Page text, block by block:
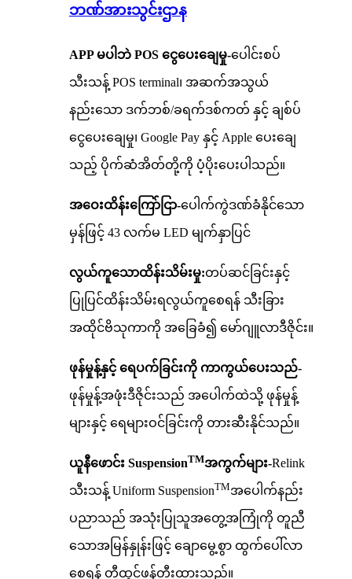
ဘဏ်အားသွင်းဌာန
APP မပါဘဲ POS ငွေပေးချေမှု-ပေါင်းစပ်
သီးသန့် POS terminal၊ အဆက်အသွယ်
နည်းသော ဒက်ဘစ်/ခရက်ဒစ်ကတ် နှင့် ချစ်ပ်
ငွေပေးချေမှု၊ Google Pay နှင့် Apple ပေးချေ
သည့် ပိုက်ဆံအိတ်တို့ကို ပံ့ပိုးပေးပါသည်။
အဝေးထိန်းကြော်ငြာ-ပေါက်ကွဲဒဏ်ခံနိုင်သော
မှန်ဖြင့် 43 လက်မ LED မျက်နှာပြင်
လွယ်ကူသောထိန်းသိမ်းမှု:တပ်ဆင်ခြင်းနှင့်
ပြုပြင်ထိန်းသိမ်းရလွယ်ကူစေရန် သီးခြား
အထိုင်ဗိသုကာကို အခြေခံ၍ မော်ဂျူလာဒီဇိုင်း။
ဖုန်မှုန့်နှင့် ရေပက်ခြင်းကို ကာကွယ်ပေးသည်-
ဖုန်မှုန့်အဖုံးဒီဇိုင်းသည် အပေါက်ထဲသို့ ဖုန်မှုန့်
များနှင့် ရေများဝင်ခြင်းကို တားဆီးနိုင်သည်။
ယူနီဖောင်း SuspensionTMအကွက်များ-Relink
သီးသန့် Uniform SuspensionTMအပေါက်နည်း
ပညာသည် အသုံးပြုသူအတွေ့အကြုံကို တူညီ
သောအမြန်နှုန်းဖြင့် ချောမွေ့စွာ ထွက်ပေါ်လာ
စေရန် တီထွင်ဖန်တီးထားသည်။